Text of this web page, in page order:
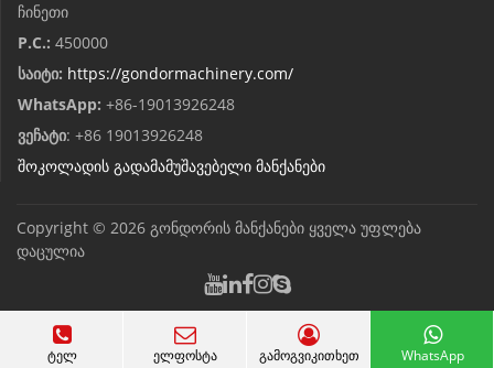
ჩინეთი
P.C.: 450000
საიტი: https://gondormachinery.com/
WhatsApp: +86-19013926248
ვეჩატი: +86 19013926248
შოკოლადის გადამამუშავებელი მანქანები
Copyright © 2026 გონდორის მანქანები ყველა უფლება
დაცულია
ტელ ელფოსტა გამოგვიკითხეთ WhatsApp